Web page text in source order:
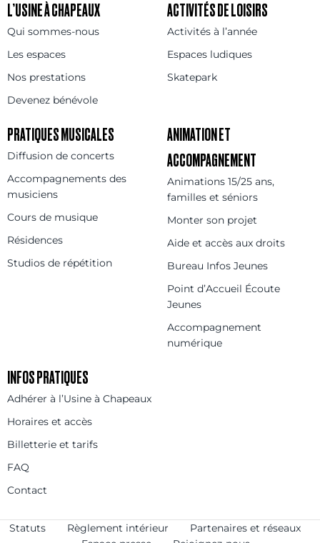
L’USINE À CHAPEAUX
Qui sommes-nous
Les espaces
Nos prestations
Devenez bénévole
ACTIVITÉS DE LOISIRS
Activités à l’année
Espaces ludiques
Skatepark
PRATIQUES MUSICALES
Diffusion de concerts
Accompagnements des
musiciens
Cours de musique
Résidences
Studios de répétition
ANIMATION ET
ACCOMPAGNEMENT
Animations 15/25 ans,
familles et séniors
Monter son projet
Aide et accès aux droits
Bureau Infos Jeunes
Point d’Accueil Écoute
Jeunes
Accompagnement
numérique
INFOS PRATIQUES
Adhérer à l’Usine à Chapeaux
Horaires et accès
Billetterie et tarifs
FAQ
Contact
Statuts Règlement intérieur
Partenaires et réseaux